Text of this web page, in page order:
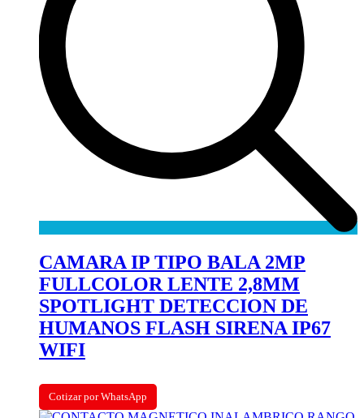
CAMARA IP TIPO BALA 2MP
FULLCOLOR LENTE 2,8MM
SPOTLIGHT DETECCION DE
HUMANOS FLASH SIRENA IP67
WIFI
Cotizar por WhatsApp